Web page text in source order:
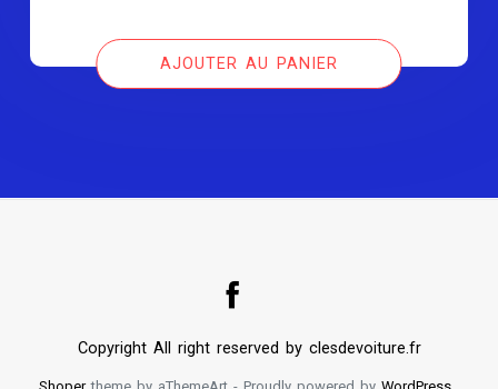
initial
actuel
est :
AJOUTER AU PANIER
Copyright All right reserved by clesdevoiture.fr